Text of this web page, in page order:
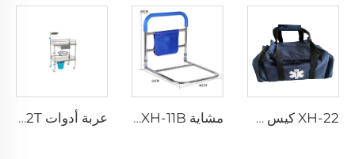
XH-22 كيس طبي تكتيكي متين أول إسعافات مشاية YXH-11B عالية الجودة من الألمنيوم عربة أدوات XH-002T الفولاذية